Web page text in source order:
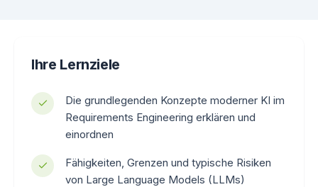
Ihre Lernziele
Die grundlegenden Konzepte moderner KI im
Requirements Engineering erklären und
einordnen
Fähigkeiten, Grenzen und typische Risiken
von Large Language Models (LLMs)